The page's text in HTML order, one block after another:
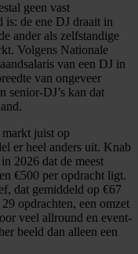
geen vast
is: de ene DJ draait in
ander als zelfstandige
Volgens Nationale
van een DJ in
van ongeveer
senior-DJ’s kan dat
juist op
er heel anders uit. Knab
2026 dat de meest
€500 per opdracht ligt.
dat gemiddeld op €67
opdrachten, een omzet
veel allround en event-
beeld dan alleen een